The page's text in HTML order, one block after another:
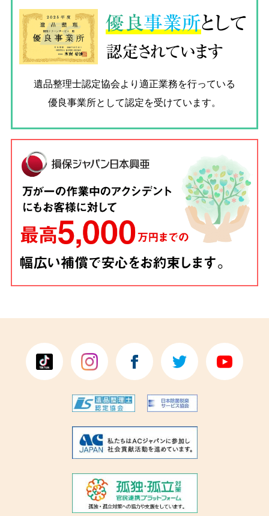
優良事業所として
認定されています
遺品整理士認定協会より適正業務を行っている
優良事業所として認定を受けています。